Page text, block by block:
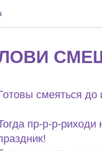
смеяться до
пр-р-р-